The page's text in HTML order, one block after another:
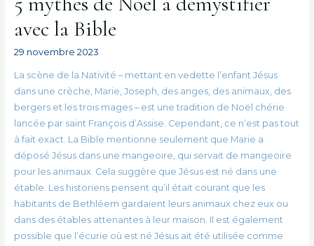
avec la Bible
29 novembre 2023
La scène de la Nativité – mettant en vedette l’enfant Jésus
dans une crèche, Marie, Joseph, des anges, des animaux, des
bergers et les trois mages – est une tradition de Noël chérie
lancée par saint François d’Assise. Cependant, ce n’est pas tout
à fait exact. La Bible mentionne seulement que Marie a
déposé Jésus dans une mangeoire, qui servait de mangeoire
pour les animaux. Cela suggère que Jésus est né dans une
étable. Les historiens pensent qu’il était courant que les
habitants de Bethléem gardaient leurs animaux chez eux ou
dans des étables attenantes à leur maison. Il est également
possible que l’écurie où est né Jésus ait été utilisée comme